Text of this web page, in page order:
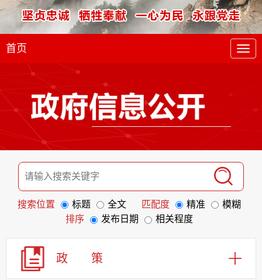
首页
搜索位置 标题 全文 匹配度 精准
模糊
排序
发布日期 相关程度
政 策